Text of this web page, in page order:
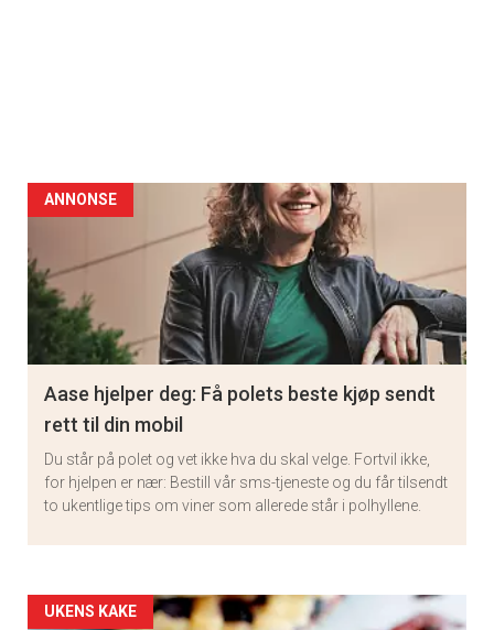
ANNONSE
Aase hjelper deg: Få polets beste kjøp sendt
rett til din mobil
Du står på polet og vet ikke hva du skal velge. Fortvil ikke,
for hjelpen er nær: Bestill vår sms-tjeneste og du får tilsendt
to ukentlige tips om viner som allerede står i polhyllene.
Artikler
UKENS KAKE